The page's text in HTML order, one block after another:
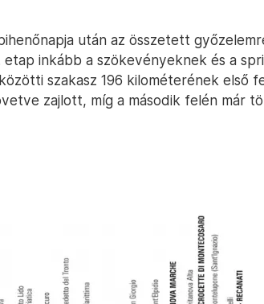
után az összetett
etap inkább a szökevényeknek és a
szakasz 196 kilométerének első
zajlott, míg a második felén már